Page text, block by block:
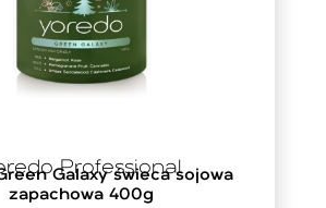
Professional
Galaxy świeca sojowa
zapachowa 400g